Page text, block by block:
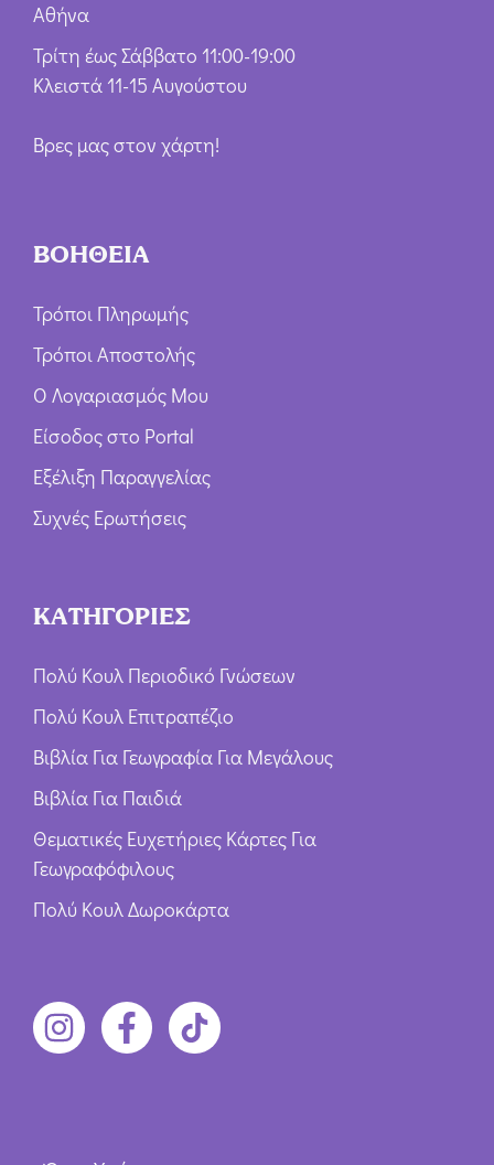
Αθήνα
Τρίτη έως Σάββατο 11:00-19:00
Κλειστά 11-15 Αυγούστου
Βρες μας στον χάρτη!
ΒΟΗΘΕΙΑ
Τρόποι Πληρωμής
Τρόποι Αποστολής
Ο Λογαριασμός Μου
Είσοδος στο Portal
Εξέλιξη Παραγγελίας
Συχνές Ερωτήσεις
ΚΑΤΗΓΟΡΙΕΣ
Πολύ Κουλ Περιοδικό Γνώσεων
Πολύ Κουλ Επιτραπέζιο
Βιβλία Για Γεωγραφία Για Μεγάλους
Βιβλία Για Παιδιά
Θεματικές Ευχετήριες Κάρτες Για
Γεωγραφόφιλους
Πολύ Κουλ Δωροκάρτα